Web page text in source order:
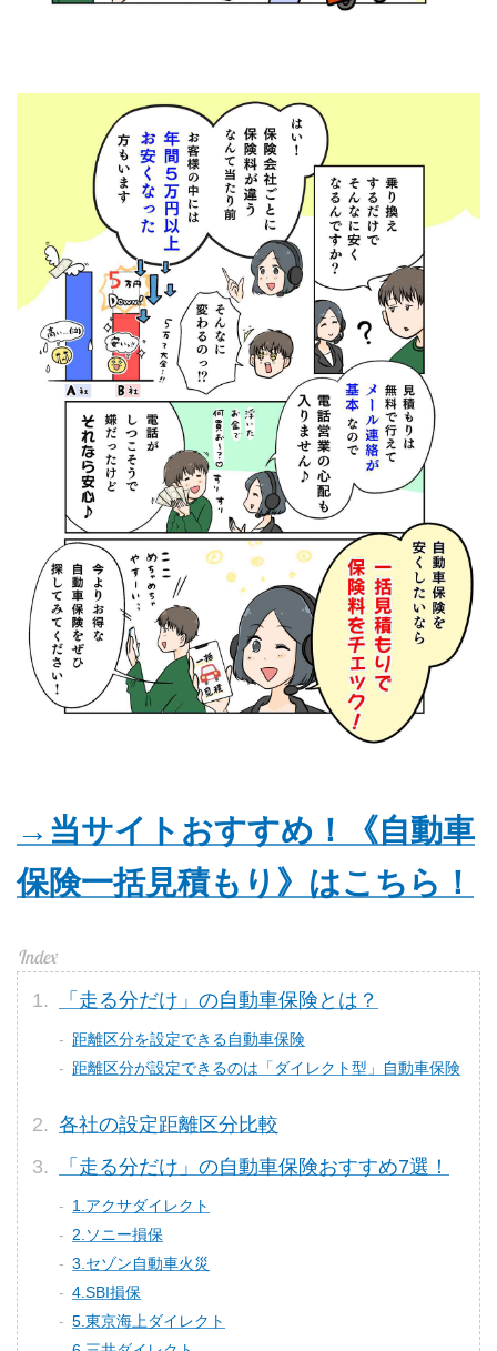
→当サイトおすすめ！《自動車
保険一括見積もり》はこちら！
「走る分だけ」の自動車保険とは？
距離区分を設定できる自動車保険
距離区分が設定できるのは「ダイレクト型」自動車保険
各社の設定距離区分比較
「走る分だけ」の自動車保険おすすめ7選！
1.アクサダイレクト
2.ソニー損保
3.セゾン自動車火災
4.SBI損保
5.東京海上ダイレクト